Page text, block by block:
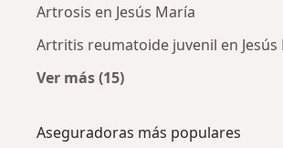
Artrosis en Jesús María
Artritis reumatoide juvenil en Jesús
Ver más (15)
Aseguradoras más populares